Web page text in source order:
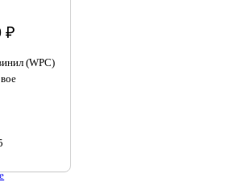
₽
(WPC)